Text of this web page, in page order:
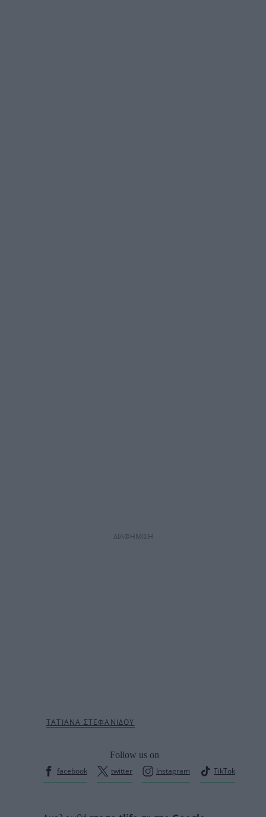
ΔΙΑΦΗΜΙΣΗ
Follow us on
facebook
twitter Instagram TikTok